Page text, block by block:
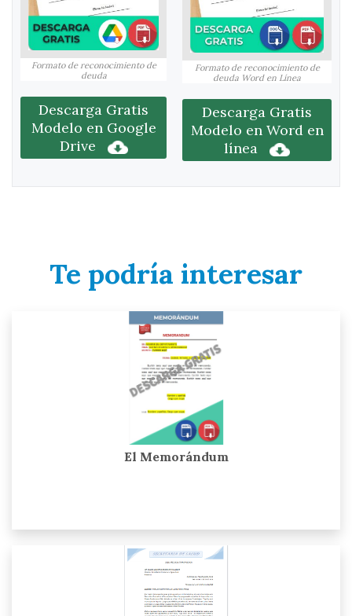
Formato de reconocimiento de
deuda
Descarga Gratis
Modelo en Google
Drive
Formato de reconocimiento de
deuda Word en Línea
Descarga Gratis
Modelo en Word en
línea
Te podría interesar
El Memorándum